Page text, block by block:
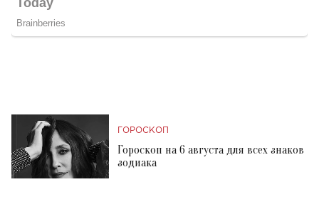
ГОРОСКОП
Гороскоп на 6 августа для всех знаков
зодиака